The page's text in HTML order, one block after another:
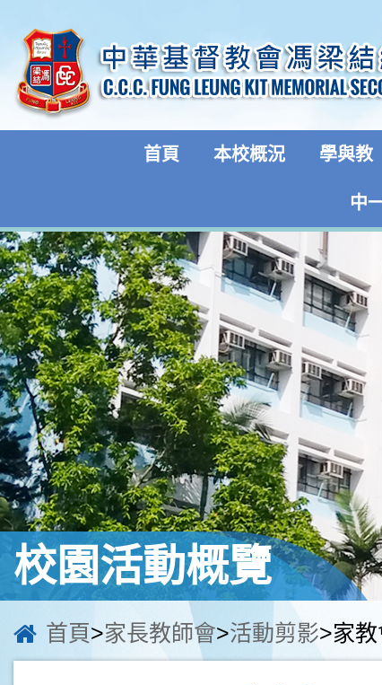
首頁 本校概況 學與教
中
校園活動概覽
首頁>家長教師會>活動剪影>家